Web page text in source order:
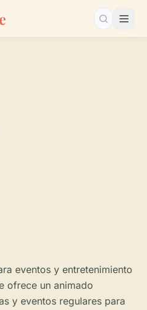
Buscar…
eventos y entretenimiento
ofrece un animado
y eventos regulares para